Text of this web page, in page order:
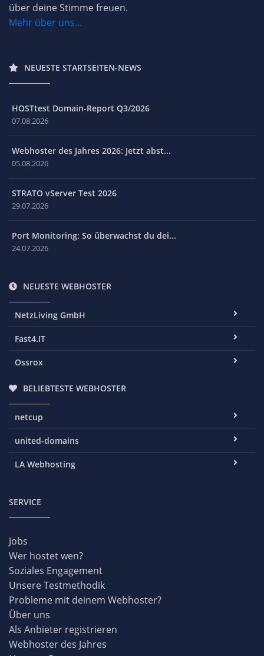
über deine Stimme freuen.
Mehr über uns...
NEUESTE STARTSEITEN-NEWS
HOSTtest Domain-Report Q3/2026
07.08.2026
Webhoster des Jahres 2026: Jetzt abst...
05.08.2026
STRATO vServer Test 2026
29.07.2026
Port Monitoring: So überwachst du dei...
24.07.2026
NEUESTE WEBHOSTER
NetzLiving GmbH
Fast4.IT
Ossrox
BELIEBTESTE WEBHOSTER
netcup
united-domains
LA Webhosting
SERVICE
Jobs
Wer hostet wen?
Soziales Engagement
Unsere Testmethodik
Probleme mit deinem Webhoster?
Über uns
Als Anbieter registrieren
Webhoster des Jahres